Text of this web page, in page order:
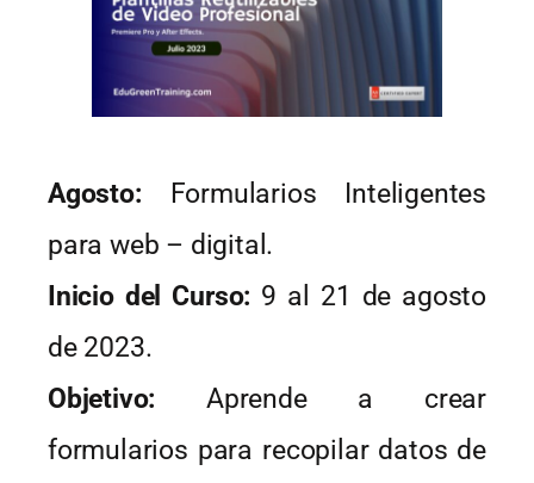
Agosto: Formularios Inteligentes
para web – digital.
Inicio del Curso: 9 al 21 de agosto
de 2023.
Objetivo: Aprende a crear
formularios para recopilar datos de